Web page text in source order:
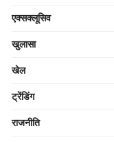
एक्सक्लूसिव
खुलासा
खेल
ट्रेंडिंग
राजनीति